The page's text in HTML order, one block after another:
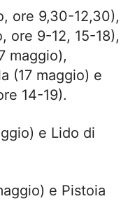
ore 9,30-12,30),
ore 9-12, 15-18),
maggio),
(17 maggio) e
14-19).
e Lido di
e Pistoia